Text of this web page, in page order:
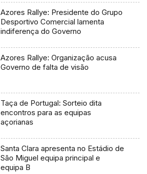
Azores Rallye: Presidente do Grupo
Desportivo Comercial lamenta
indiferença do Governo
Azores Rallye: Organização acusa
Governo de falta de visão
Taça de Portugal: Sorteio dita
encontros para as equipas
açorianas
Santa Clara apresenta no Estádio de
São Miguel equipa principal e
equipa B